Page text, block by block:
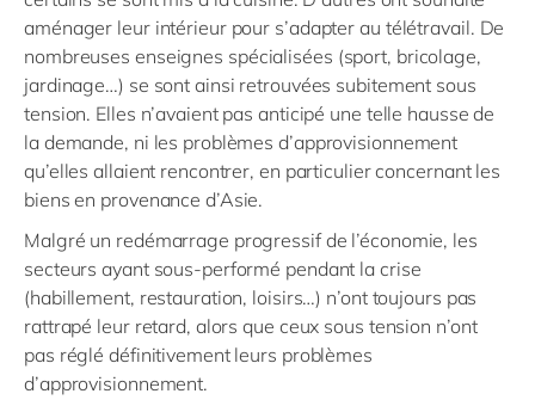
aménager leur intérieur pour s’adapter au télétravail. De
nombreuses enseignes spécialisées (sport, bricolage,
jardinage…) se sont ainsi retrouvées subitement sous
tension. Elles n’avaient pas anticipé une telle hausse de
la demande, ni les problèmes d’approvisionnement
qu’elles allaient rencontrer, en particulier concernant les
biens en provenance d’Asie.
Malgré un redémarrage progressif de l’économie, les
secteurs ayant sous-performé pendant la crise
(habillement, restauration, loisirs…) n’ont toujours pas
rattrapé leur retard, alors que ceux sous tension n’ont
pas réglé définitivement leurs problèmes
d’approvisionnement.